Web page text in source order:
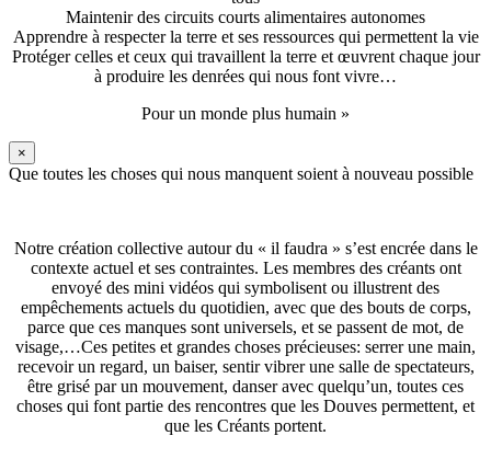
Maintenir des circuits courts alimentaires autonomes
Apprendre à respecter la terre et ses ressources qui permettent la vie
Protéger celles et ceux qui travaillent la terre et œuvrent chaque jour
à produire les denrées qui nous font vivre…
Pour un monde plus humain »
×
Que toutes les choses qui nous manquent soient à nouveau possible
Notre création collective autour du « il faudra » s’est encrée dans le
contexte actuel et ses contraintes. Les membres des créants ont
envoyé des mini vidéos qui symbolisent ou illustrent des
empêchements actuels du quotidien, avec que des bouts de corps,
parce que ces manques sont universels, et se passent de mot, de
visage,…Ces petites et grandes choses précieuses: serrer une main,
recevoir un regard, un baiser, sentir vibrer une salle de spectateurs,
être grisé par un mouvement, danser avec quelqu’un, toutes ces
choses qui font partie des rencontres que les Douves permettent, et
que les Créants portent.